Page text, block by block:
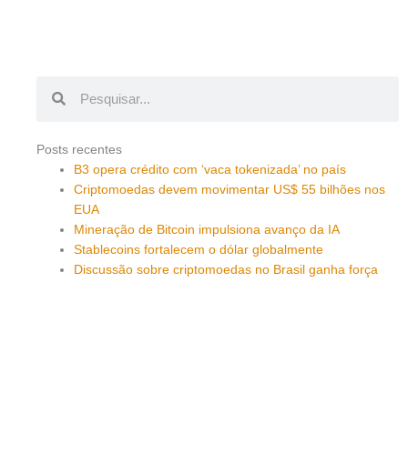
Posts recentes
B3 opera crédito com ‘vaca tokenizada’ no país
Criptomoedas devem movimentar US$ 55 bilhões nos
EUA
Mineração de Bitcoin impulsiona avanço da IA
Stablecoins fortalecem o dólar globalmente
Discussão sobre criptomoedas no Brasil ganha força